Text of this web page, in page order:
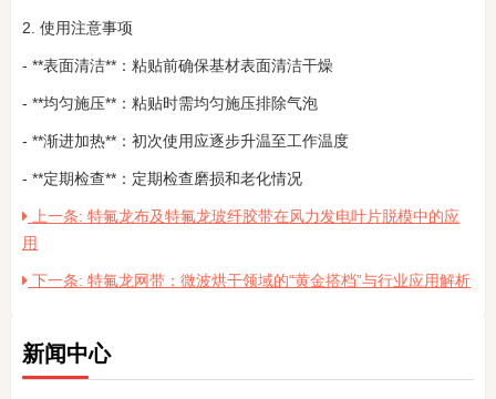
2. 使用注意事项
- **表面清洁**：粘贴前确保基材表面清洁干燥
- **均匀施压**：粘贴时需均匀施压排除气泡
- **渐进加热**：初次使用应逐步升温至工作温度
- **定期检查**：定期检查磨损和老化情况
上一条: 特氟龙布及特氟龙玻纤胶带在风力发电叶片脱模中的应
用
下一条: 特氟龙网带：微波烘干领域的“黄金搭档”与行业应用解析
新闻中心